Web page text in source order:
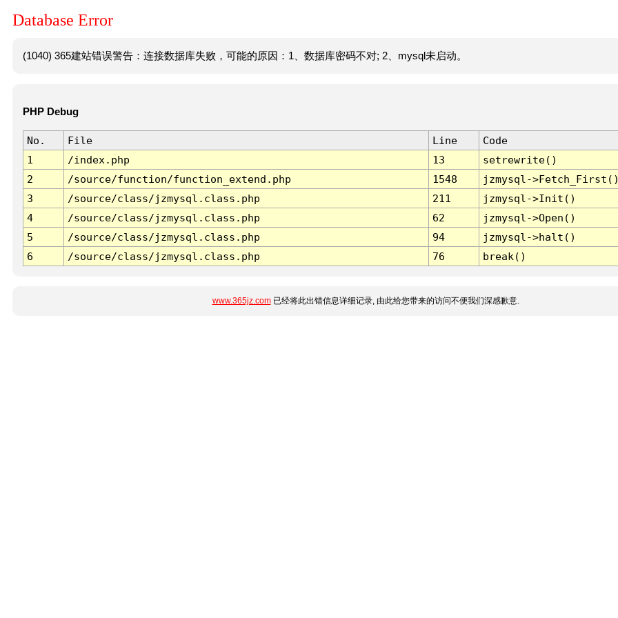
Database Error
(1040) 365建站错误警告：连接数据库失败，可能的原因：1、数据库密码不对; 2、mysql未启动。
PHP Debug
No. File Line
Code
1
/index.php 13
setrewrite()
2
/source/function/function_extend.php 1548
jzmysql-
3
/source/class/jzmysql.class.php 211
jzmysql->Init()
4
/source/class/jzmysql.class.php 62
jzmysql->Open()
5
/source/class/jzmysql.class.php 94
jzmysql->halt()
6
/source/class/jzmysql.class.php 76 break()
www.365jz.com已经将此出错信息详细记录, 由此给您带来的访问不便我们深感歉意.